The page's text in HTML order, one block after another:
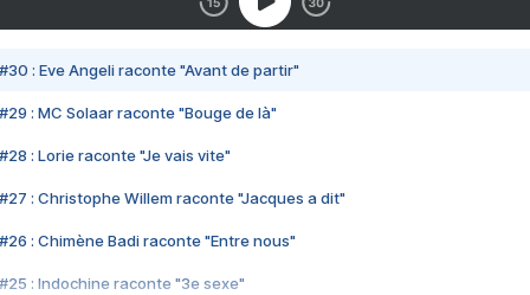
#30 : Eve Angeli raconte "Avant de partir"
#29 : MC Solaar raconte "Bouge de là"
#28 : Lorie raconte "Je vais vite"
#27 : Christophe Willem raconte "Jacques a dit"
#26 : Chimène Badi raconte "Entre nous"
#25 : Indochine raconte "3e sexe"